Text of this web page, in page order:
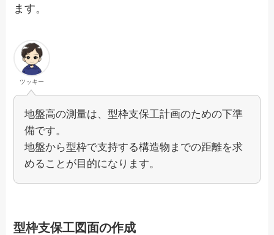
ます。
ツッキー
地盤高の測量は、型枠支保工計画のための下準
備です。
地盤から型枠で支持する構造物までの距離を求
めることが目的になります。
型枠支保工図面の作成